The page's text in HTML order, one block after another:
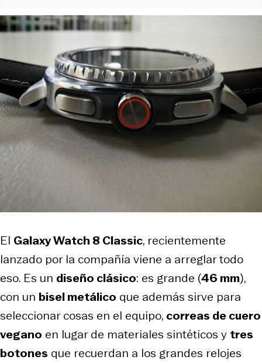
El Galaxy Watch 8 Classic, recientemente
lanzado por la compañía viene a arreglar todo
eso. Es un diseño clásico: es grande (46 mm),
con un bisel metálico que además sirve para
seleccionar cosas en el equipo, correas de cuero
vegano en lugar de materiales sintéticos y tres
botones que recuerdan a los grandes relojes